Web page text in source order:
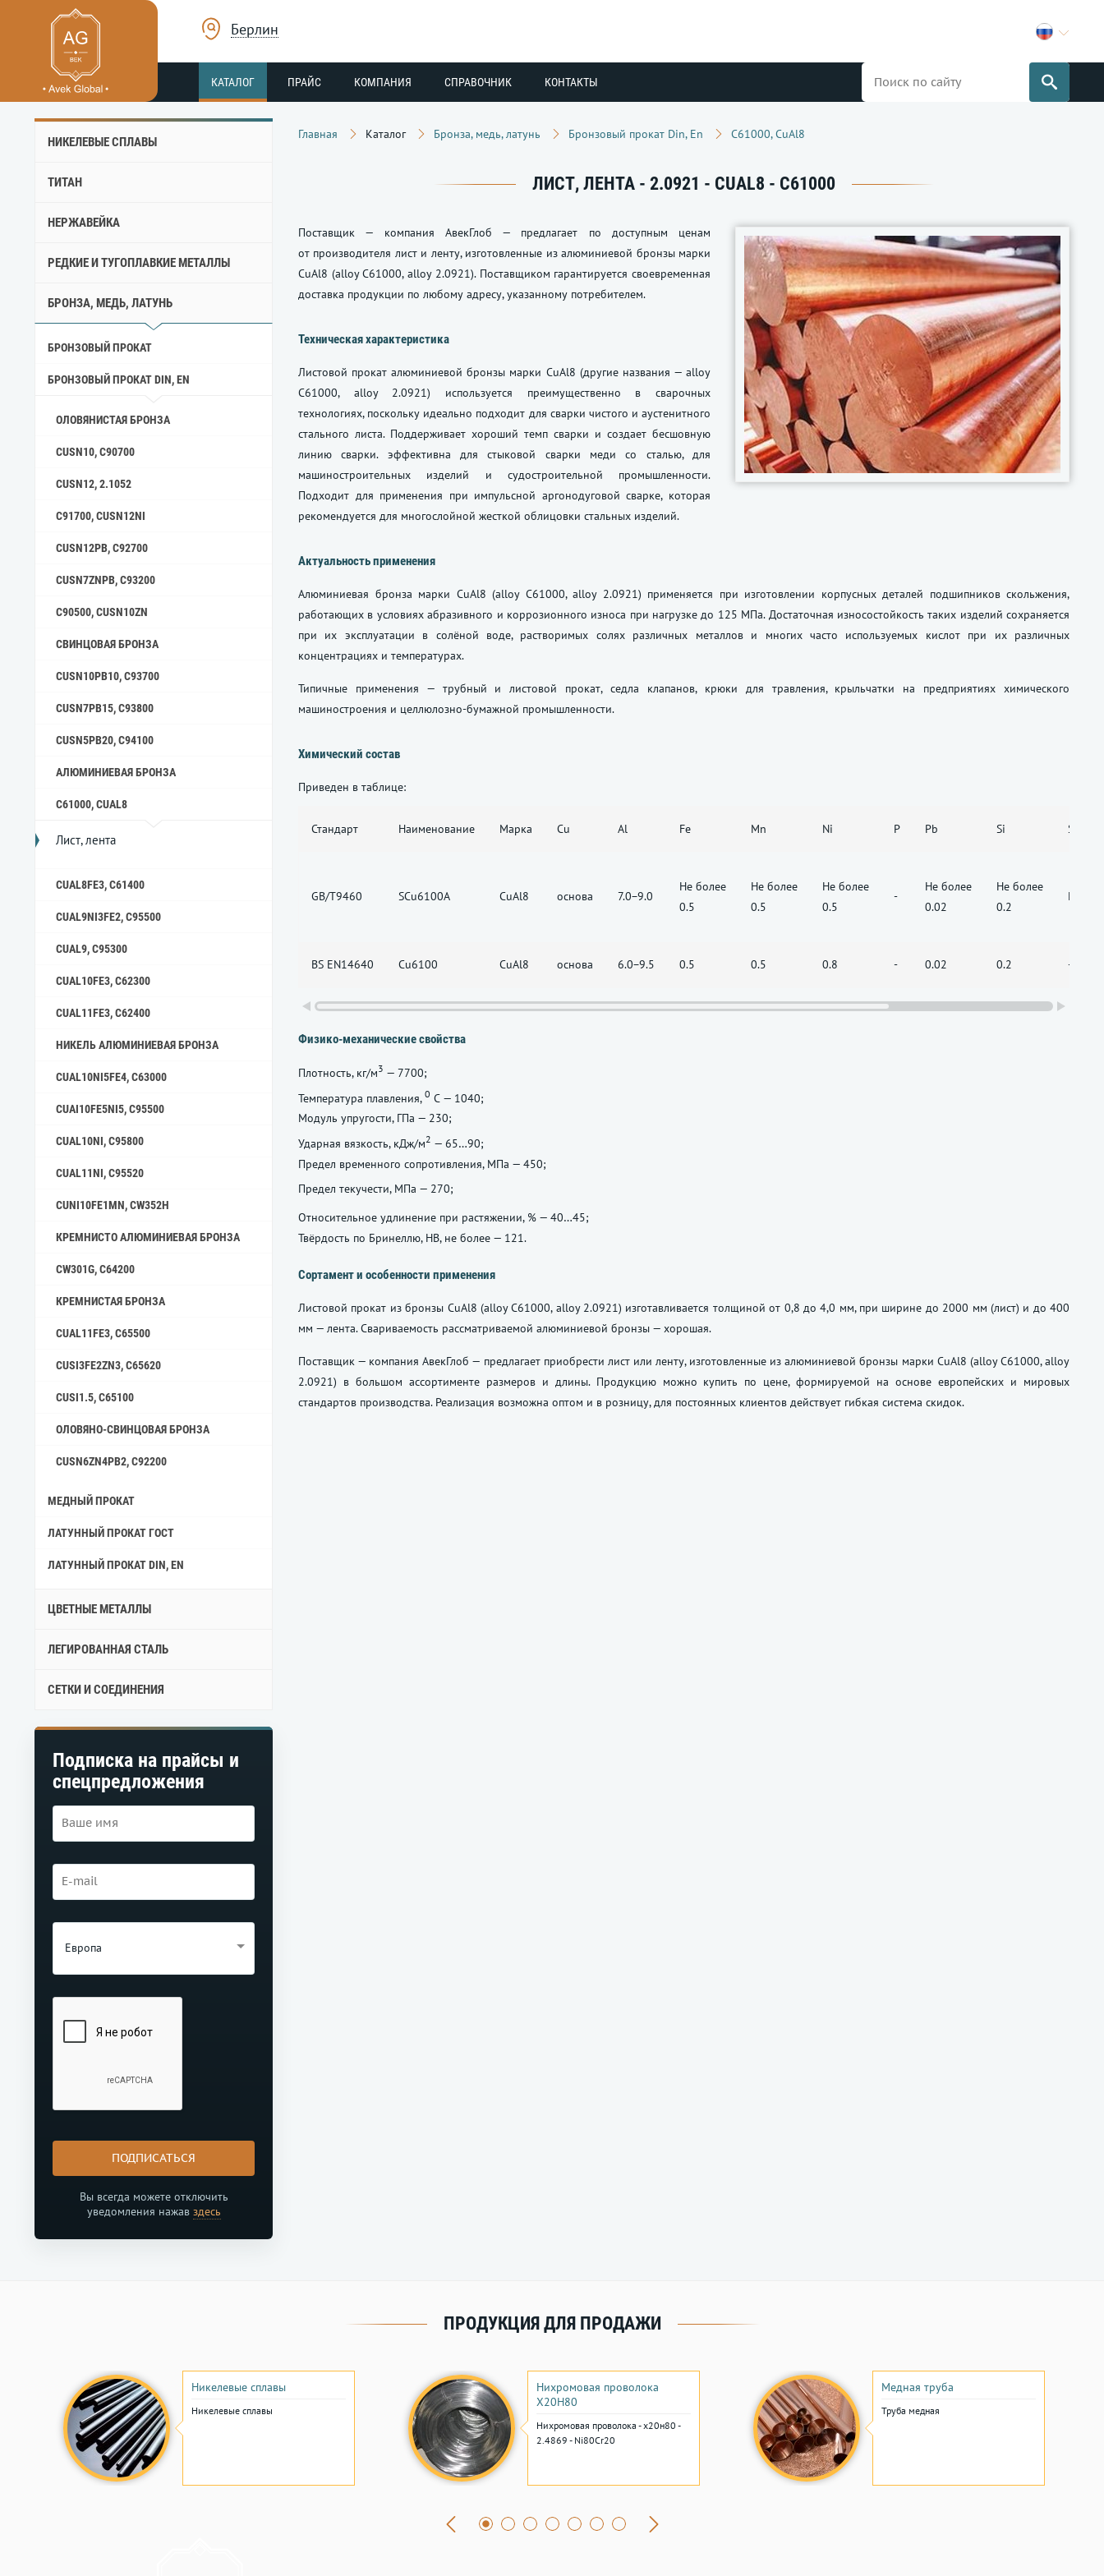
Берлин
КАТАЛОГ ПРАЙС КОМПАНИЯ СПРАВОЧНИК КОНТАКТЫ
НИКЕЛЕВЫЕ СПЛАВЫ
ТИТАН
НЕРЖАВЕЙКА
РЕДКИЕ И ТУГОПЛАВКИЕ МЕТАЛЛЫ
БРОНЗА, МЕДЬ, ЛАТУНЬ
БРОНЗОВЫЙ ПРОКАТ
БРОНЗОВЫЙ ПРОКАТ DIN, EN
ОЛОВЯНИСТАЯ БРОНЗА
CUSN10, C90700
CUSN12, 2.1052
C91700, CUSN12NI
CUSN12PB, C92700
CUSN7ZNPB, C93200
C90500, CUSN10ZN
СВИНЦОВАЯ БРОНЗА
CUSN10PB10, C93700
CUSN7PB15, C93800
CUSN5PB20, C94100
АЛЮМИНИЕВАЯ БРОНЗА
C61000, CUAL8
Лист, лента
CUAL8FE3, C61400
CUAL9NI3FE2, C95500
CUAL9, C95300
CUAL10FE3, C62300
CUAL11FE3, C62400
НИКЕЛЬ АЛЮМИНИЕВАЯ БРОНЗА
CUAL10NI5FE4, C63000
CUAI10FE5NI5, C95500
CUAL10NI, C95800
CUAL11NI, C95520
CUNI10FE1MN, CW352H
КРЕМНИСТО АЛЮМИНИЕВАЯ БРОНЗА
CW301G, C64200
КРЕМНИСТАЯ БРОНЗА
CUAL11FE3, C65500
CUSI3FE2ZN3, C65620
CUSI1.5, C65100
ОЛОВЯНО-СВИНЦОВАЯ БРОНЗА
CUSN6ZN4PB2, C92200
МЕДНЫЙ ПРОКАТ
ЛАТУННЫЙ ПРОКАТ ГОСТ
ЛАТУННЫЙ ПРОКАТ DIN, EN
ЦВЕТНЫЕ МЕТАЛЛЫ
ЛЕГИРОВАННАЯ СТАЛЬ
СЕТКИ И СОЕДИНЕНИЯ
Подписка на прайсы и
спецпредложения
Европа
ПОДПИСАТЬСЯ
Вы всегда можете отключить
уведомления нажав здесь
Главная Каталог Бронза, медь, латунь Бронзовый прокат Din, En C61000, CuAl8
ЛИСТ, ЛЕНТА - 2.0921 - CUAL8 - C61000
Поставщик — компания АвекГлоб — предлагает по доступным ценам
от производителя лист и ленту, изготовленные из алюминиевой бронзы марки
CuAl8 (alloy C61000, alloy 2.0921). Поставщиком гарантируется своевременная
доставка продукции по любому адресу, указанному потребителем.
Техническая характеристика
Листовой прокат алюминиевой бронзы марки CuAl8 (другие названия — alloy
C61000, alloy 2.0921) используется преимущественно в сварочных
технологиях, поскольку идеально подходит для сварки чистого и аустенитного
стального листа. Поддерживает хороший темп сварки и создает бесшовную
линию сварки. эффективна для стыковой сварки меди со сталью, для
машиностроительных изделий и судостроительной промышленности.
Подходит для применения при импульсной аргонодуговой сварке, которая
рекомендуется для многослойной жесткой облицовки стальных изделий.
Актуальность применения
Алюминиевая бронза марки CuAl8 (alloy C61000, alloy 2.0921) применяется при изготовлении корпусных деталей подшипников скольжения,
работающих в условиях абразивного и коррозионного износа при нагрузке до 125 МПа. Достаточная износостойкость таких изделий сохраняется
при их эксплуатации в солёной воде, растворимых солях различных металлов и многих часто используемых кислот при их различных
концентрациях и температурах.
Типичные применения — трубный и листовой прокат, седла клапанов, крюки для травления, крыльчатки на предприятиях химического
машиностроения и целлюлозно-бумажной промышленности.
Химический состав
Приведен в таблице:
Стандарт Наименование Марка Cu Al Fe Mn Ni P Pb Si Sn
GB/T9460 SCu6100A CuAl8 основа 7.0−9.0
Не более
0.5
Не более
0.5
Не более
0.5
-
Не более
0.02
Не более
0.2
Не
BS EN14640 Cu6100 CuAl8 основа 6.0−9.5 0.5 0.5 0.8 - 0.02 0.2 -
Физико-механические свойства
Плотность, кг/м3 — 7700;
Температура плавления, 0 С — 1040;
Модуль упругости, ГПа — 230;
Ударная вязкость, кДж/м2 — 65…90;
Предел временного сопротивления, МПа — 450;
Предел текучести, МПа — 270;
Относительное удлинение при растяжении, % — 40…45;
Твёрдость по Бринеллю, НВ, не более — 121.
Сортамент и особенности применения
Листовой прокат из бронзы CuAl8 (alloy C61000, alloy 2.0921) изготавливается толщиной от 0,8 до 4,0 мм, при ширине до 2000 мм (лист) и до 400
мм — лента. Свариваемость рассматриваемой алюминиевой бронзы — хорошая.
Поставщик — компания АвекГлоб — предлагает приобрести лист или ленту, изготовленные из алюминиевой бронзы марки CuAl8 (alloy C61000, alloy
2.0921) в большом ассортименте размеров и длины. Продукцию можно купить по цене, формируемой на основе европейских и мировых
стандартов производства. Реализация возможна оптом и в розницу, для постоянных клиентов действует гибкая система скидок.
ПРОДУКЦИЯ ДЛЯ ПРОДАЖИ
Никелевые сплавы
Никелевые сплавы
Нихромовая проволока
Х20Н80
Нихромовая проволока - х20н80 -
2.4869 - Ni80Cr20
Медная труба
Труба медная